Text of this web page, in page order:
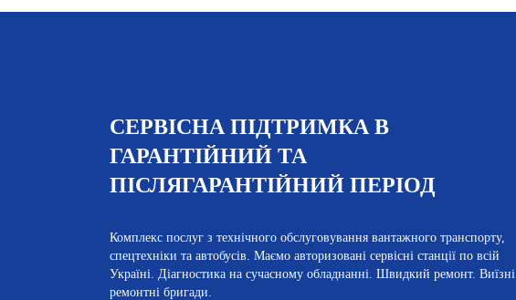
СЕРВІСНА ПІДТРИМКА В
ГАРАНТІЙНИЙ ТА
ПІСЛЯГАРАНТІЙНИЙ ПЕРІОД
Комплекс послуг з технічного обслуговування вантажного транспорту,
спецтехніки та автобусів. Маємо авторизовані сервісні станції по всій
Україні. Діагностика на сучасному обладнанні. Швидкий ремонт. Виїзні
ремонтні бригади.